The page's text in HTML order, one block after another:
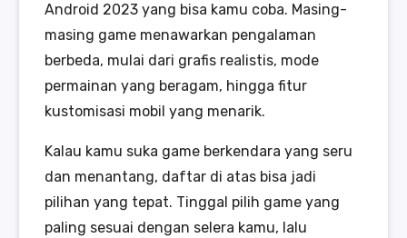
Android 2023 yang bisa kamu coba. Masing-
masing game menawarkan pengalaman
berbeda, mulai dari grafis realistis, mode
permainan yang beragam, hingga fitur
kustomisasi mobil yang menarik.
Kalau kamu suka game berkendara yang seru
dan menantang, daftar di atas bisa jadi
pilihan yang tepat. Tinggal pilih game yang
paling sesuai dengan selera kamu, lalu